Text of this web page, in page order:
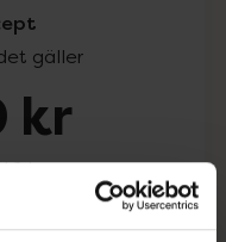
gäller
kr
kr